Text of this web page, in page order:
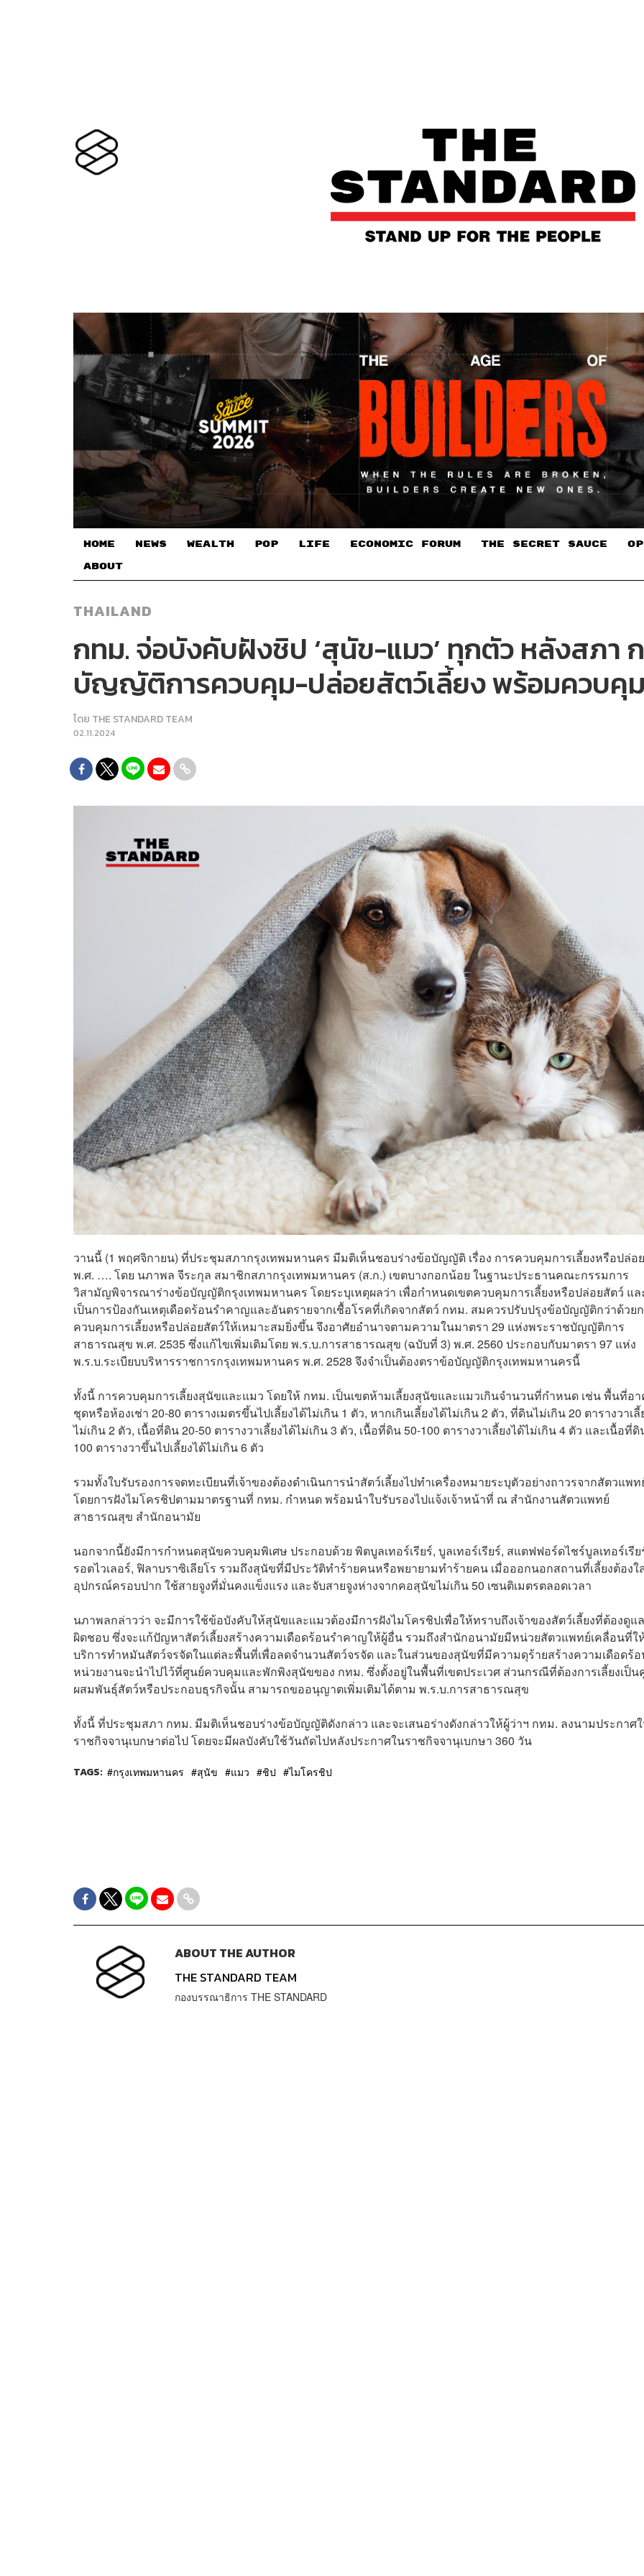
HOME NEWS WEALTH POP LIFE ECONOMIC FORUM THE SECRET SAUCE​
ABOUT
THAILAND
กทม. จ่อบังคับฝังชิป ‘สุนัข-แมว’ ทุกตัว หลังสภา
บัญญัติการควบคุม-ปล่อยสัตว์เลี้ยง พร้อมควบคุ
โดย THE STANDARD TEAM
02.11.2024
วานนี้ (1 พฤศจิกายน) ที่ประชุมสภากรุงเทพมหานคร มีมติเห็นชอบร่างข้อบัญญัติ เรื่อง การควบคุมการเลี้ยงหรือปล่อ
พ.ศ. …. โดย นภาพล จีระกุล สมาชิกสภากรุงเทพมหานคร (ส.ก.) เขตบางกอกน้อย ในฐานะประธานคณะกรรมการ
วิสามัญพิจารณาร่างข้อบัญญัติกรุงเทพมหานคร โดยระบุเหตุผลว่า เพื่อกำหนดเขตควบคุมการเลี้ยงหรือปล่อยสัตว์ แล
เป็นการป้องกันเหตุเดือดร้อนรำคาญและอันตรายจากเชื้อโรคที่เกิดจากสัตว์ กทม. สมควรปรับปรุงข้อบัญญัติกว่าด้วย
ควบคุมการเลี้ยงหรือปล่อยสัตว์ให้เหมาะสมยิ่งขึ้น จึงอาศัยอำนาจตามความในมาตรา 29 แห่งพระราชบัญญัติการ
สาธารณสุข พ.ศ. 2535 ซึ่งแก้ไขเพิ่มเติมโดย พ.ร.บ.การสาธารณสุข (ฉบับที่ 3) พ.ศ. 2560 ประกอบกับมาตรา 97 แห่ง
พ.ร.บ.ระเบียบบริหารราชการกรุงเทพมหานคร พ.ศ. 2528 จึงจำเป็นต้องตราข้อบัญญัติกรุงเทพมหานครนี้
ทั้งนี้ การควบคุมการเลี้ยงสุนัขและแมว โดยให้ กทม. เป็นเขตห้ามเลี้ยงสุนัขและแมวเกินจำนวนที่กำหนด เช่น พื้นที่อา
ชุดหรือห้องเช่า 20-80 ตารางเมตรขึ้นไปเลี้ยงได้ไม่เกิน 1 ตัว, หากเกินเลี้ยงได้ไม่เกิน 2 ตัว, ที่ดินไม่เกิน 20 ตารางวาเลี้
ไม่เกิน 2 ตัว, เนื้อที่ดิน 20-50 ตารางวาเลี้ยงได้ไม่เกิน 3 ตัว, เนื้อที่ดิน 50-100 ตารางวาเลี้ยงได้ไม่เกิน 4 ตัว และเนื้อที่ดิ
100 ตารางวาขึ้นไปเลี้ยงได้ไม่เกิน 6 ตัว
รวมทั้งใบรับรองการจดทะเบียนที่เจ้าของต้องดำเนินการนำสัตว์เลี้ยงไปทำเครื่องหมายระบุตัวอย่างถาวรจากสัตวแพท
โดยการฝังไมโครชิปตามมาตรฐานที่ กทม. กำหนด พร้อมนำใบรับรองไปแจ้งเจ้าหน้าที่ ณ สำนักงานสัตวแพทย์
สาธารณสุข สำนักอนามัย
นอกจากนี้ยังมีการกำหนดสุนัขควบคุมพิเศษ ประกอบด้วย พิตบูลเทอร์เรียร์, บูลเทอร์เรียร์, สแตฟฟอร์ดไชร์บูลเทอร์เรีย
รอตไวเลอร์, ฟิลาบราซิเลียโร รวมถึงสุนัขที่มีประวัติทำร้ายคนหรือพยายามทำร้ายคน เมื่อออกนอกสถานที่เลี้ยงต้องใ
อุปกรณ์ครอบปาก ใช้สายจูงที่มั่นคงแข็งแรง และจับสายจูงห่างจากคอสุนัขไม่เกิน 50 เซนติเมตรตลอดเวลา
นภาพลกล่าวว่า จะมีการใช้ข้อบังคับให้สุนัขและแมวต้องมีการฝังไมโครชิปเพื่อให้ทราบถึงเจ้าของสัตว์เลี้ยงที่ต้องดูแ
ผิดชอบ ซึ่งจะแก้ปัญหาสัตว์เลี้ยงสร้างความเดือดร้อนรำคาญให้ผู้อื่น รวมถึงสำนักอนามัยมีหน่วยสัตวแพทย์เคลื่อนที่ใ
บริการทำหมันสัตว์จรจัดในแต่ละพื้นที่เพื่อลดจำนวนสัตว์จรจัด และในส่วนของสุนัขที่มีความดุร้ายสร้างความเดือดร้
หน่วยงานจะนำไปไว้ที่ศูนย์ควบคุมและพักพิงสุนัขของ กทม. ซึ่งตั้งอยู่ในพื้นที่เขตประเวศ ส่วนกรณีที่ต้องการเลี้ยงเป็น
ผสมพันธุ์สัตว์หรือประกอบธุรกิจนั้น สามารถขออนุญาตเพิ่มเติมได้ตาม พ.ร.บ.การสาธารณสุข
ทั้งนี้ ที่ประชุมสภา กทม. มีมติเห็นชอบร่างข้อบัญญัติดังกล่าว และจะเสนอร่างดังกล่าวให้ผู้ว่าฯ กทม. ลงนามประกาศ
ราชกิจจานุเบกษาต่อไป โดยจะมีผลบังคับใช้วันถัดไปหลังประกาศในราชกิจจานุเบกษา 360 วัน
TAGS: กรุงเทพมหานคร สุนัข แมว ชิป ไมโครชิป
ABOUT THE AUTHOR
THE STANDARD TEAM
กองบรรณาธิการ THE STANDARD